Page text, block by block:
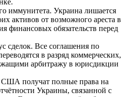
иммунитета. Украина лишается
активов от возможного ареста в
финансовых обязательств перед
сделок. Все соглашения по
в разряд коммерческих,
арбитражу в юрисдикции
получат полные права на
Украины, связанной с